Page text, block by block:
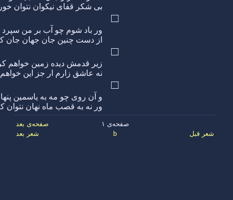
بی شکر قفای نیکوان نتوان
□
ور باد شوم چو آب بر من سپرد
از دست چنین جان جهان جان
□
زیر قدمش دیده زمین خواهم
نه عاشق زارم ار جز این
□
و آن روی چو مه به یاسمین
ور نه به قصب ماه نهان نتوان
صفحه‌ی ۱
صفحه‌ی بعد
شعر قبل
b شعر بعد